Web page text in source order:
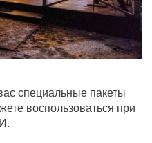
специальные пакеты
воспользоваться при